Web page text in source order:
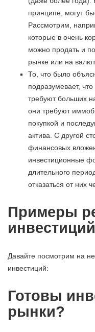
принципе, могут
Рассмотрим,
которые в очень
можно продать и
рынке или на
То, что было
подразумевает,
требуют больших
они требуют
покупкой и
актива. С другой
финансовых
инвестиционные
длительного
отказаться от них
Примеры
инвестиций
Давайте посмотрим на
инвестиций:
Готовы
рынки?